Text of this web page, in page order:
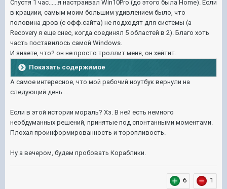
Спустя 1 час......я настраивал Win10Pro (до этого была Home). Если
в крациии, самым моим большим удивлением было, что
половина дров (с офф.сайта) не подходят для системы (а
Recovery я еще снес, когда соединял 5 областей в 2). Благо хоть
часть поставилось самой Windows.
И знаете, что? он не просто троллит меня, он хейтит.
Показать содержимое
А самое интересное, что мой рабочий ноутбук вернули на
следующий день....
Если в этой истории мораль? Хз. В ней есть немного
необдуманных решений, принятые под спонтанными моментами.
Плохая проинформированность и торопливость.
Ну а вечером, будем пробовать Кораблики.
6 1